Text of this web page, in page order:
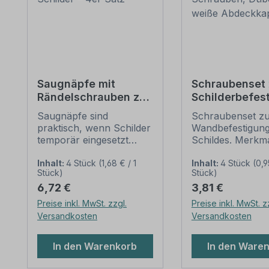
Saugnäpfe mit
Rändelschrauben zur
Befestigung
kleinerer Schilder –
4er Satz
Saugnäpfe sind
praktisch, wenn Schilder
temporär eingesetzt
Fahrzeugheckscheiben,
gläsernen Eingangstüren
wie auch auf allen
glatten Oberflächen. Mit
unseren Saugnäpfen
sind kleinere Schilder
schnell angebracht und
wieder entfernt. Einfach
die Gewindeachse durch
Inhalt: 4 Stück (1,68 € / 1
Stück)
Regulärer Preis:
6,72 €
Preise inkl. MwSt. zzgl.
Versandkosten
In den Warenkorb
Schraubenset
Schrauben,
und weiße
Schraubenset
Schildes.
zur Schilder-
Wandmontage:
Anwendung: für
aus PVC-
ALU-
und Aluminium 2
bei den der
weiß ist
Inhalt: 4 Stück
Stück)
Regulärer Preis:
3,81 €
Preise inkl. MwSt.
Versandkosten
In den